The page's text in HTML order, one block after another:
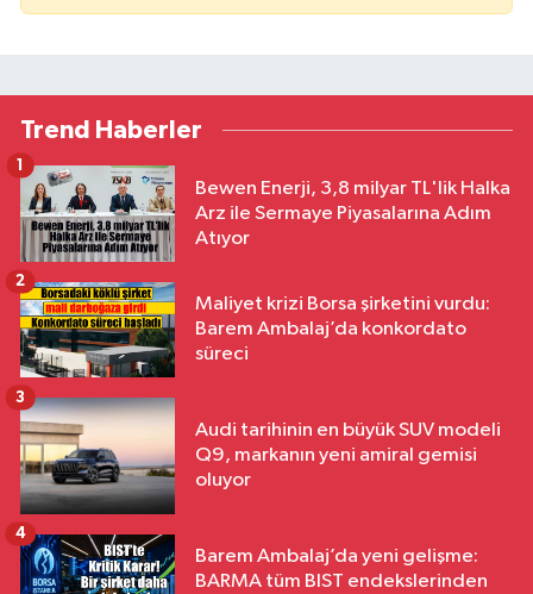
Trend Haberler
Bewen Enerji, 3,8 milyar TL'lik Halka
Arz ile Sermaye Piyasalarına Adım
Atıyor
1
Maliyet krizi Borsa şirketini vurdu:
Barem Ambalaj’da konkordato
süreci
2
Audi tarihinin en büyük SUV modeli
Q9, markanın yeni amiral gemisi
oluyor
3
Barem Ambalaj’da yeni gelişme:
BARMA tüm BIST endekslerinden
4